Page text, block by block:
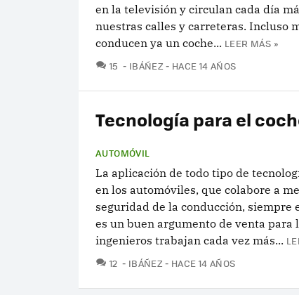
en la televisión y circulan cada día
nuestras calles y carreteras. Incluso
conducen ya un coche... LEER MÁS »
15 COMENTARIOS
IBÁÑEZ HACE 14 AÑOS
Tecnología para el
AUTOMÓVIL
La aplicación de todo tipo de
en los automóviles, que colabore a
seguridad de la conducción, siempre
es un buen argumento de venta para
ingenieros trabajan cada vez más...
12 COMENTARIOS
IBÁÑEZ HACE 14 AÑOS